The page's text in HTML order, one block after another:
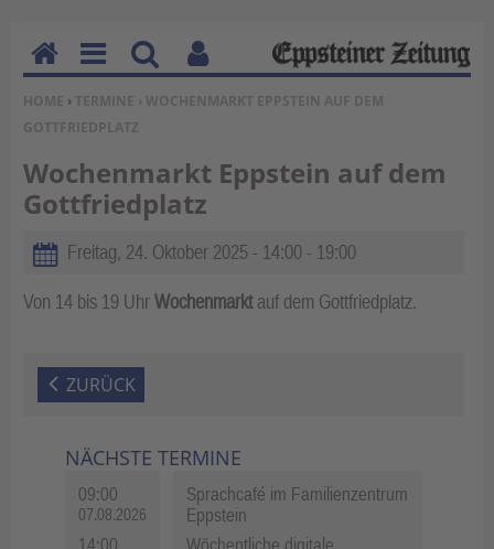
SIE BEFINDEN SICH HIER:
HOME › TERMINE › WOCHENMARKT EPPSTEIN AUF DEM
GOTTFRIEDPLATZ
Wochenmarkt Eppstein auf dem
Gottfriedplatz
Freitag, 24. Oktober 2025 - 14:00 - 19:00
Von 14 bis 19 UhrWochenmarktauf dem Gottfriedplatz.
ZURÜCK
NÄCHSTE TERMINE
09:00
07.08.2026
Sprachcafé im Familienzentrum
Eppstein
14:00
Wöchentliche digitale
H
o
m
e
M
en
u
Su
ch
en
Be
nu
erf
un
kti
on